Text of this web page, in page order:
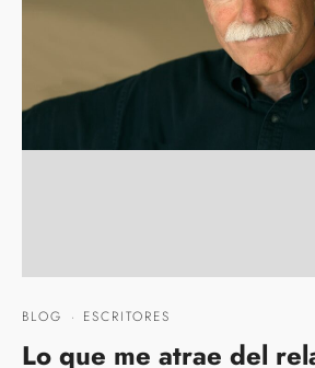
BLOG · ESCRITORES
Lo que me atrae del